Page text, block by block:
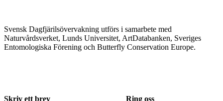
Svensk Dagfjärilsövervakning utförs i samarbete med
Naturvårdsverket, Lunds Universitet, ArtDatabanken, Sveriges
Entomologiska Förening och Butterfly Conservation Europe.
Skriv ett brev Ring oss